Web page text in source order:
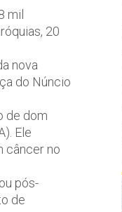
mil
20
nova
do Núncio
de dom
Ele
câncer no
pós-
de